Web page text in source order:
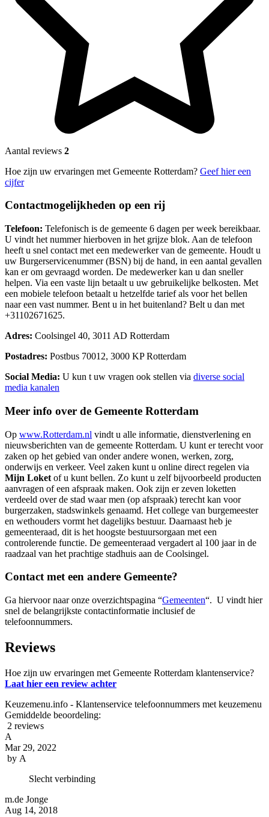
Aantal reviews 2
Hoe zijn uw ervaringen met Gemeente Rotterdam? Geef hier een
cijfer
Contactmogelijkheden op een rij
Telefoon: Telefonisch is de gemeente 6 dagen per week bereikbaar.
U vindt het nummer hierboven in het grijze blok. Aan de telefoon
heeft u snel contact met een medewerker van de gemeente. Houdt u
uw Burgerservicenummer (BSN) bij de hand, in een aantal gevallen
kan er om gevraagd worden. De medewerker kan u dan sneller
helpen. Via een vaste lijn betaalt u uw gebruikelijke belkosten. Met
een mobiele telefoon betaalt u hetzelfde tarief als voor het bellen
naar een vast nummer. Bent u in het buitenland? Belt u dan met
+31102671625.
Adres: Coolsingel 40, 3011 AD Rotterdam
Postadres: Postbus 70012, 3000 KP Rotterdam
Social Media: U kun t uw vragen ook stellen via diverse social
media kanalen
Meer info over de Gemeente Rotterdam
Op www.Rotterdam.nl vindt u alle informatie, dienstverlening en
nieuwsberichten van de gemeente Rotterdam. U kunt er terecht voor
zaken op het gebied van onder andere wonen, werken, zorg,
onderwijs en verkeer. Veel zaken kunt u online direct regelen via
Mijn Loket of u kunt bellen. Zo kunt u zelf bijvoorbeeld producten
aanvragen of een afspraak maken. Ook zijn er zeven loketten
verdeeld over de stad waar men (op afspraak) terecht kan voor
burgerzaken, stadswinkels genaamd. Het college van burgemeester
en wethouders vormt het dagelijks bestuur. Daarnaast heb je
gemeenteraad, dit is het hoogste bestuursorgaan met een
controlerende functie. De gemeenteraad vergadert al 100 jaar in de
raadzaal van het prachtige stadhuis aan de Coolsingel.
Contact met een andere Gemeente?
Ga hiervoor naar onze overzichtspagina “Gemeenten“. U vindt hier
snel de belangrijkste contactinformatie inclusief de
telefoonnummers.
Reviews
Hoe zijn uw ervaringen met Gemeente Rotterdam klantenservice?
Laat hier een review achter
Keuzemenu.info - Klantenservice telefoonnummers met keuzemenu
Gemiddelde beoordeling:
2 reviews
A
Mar 29, 2022
by A
Slecht verbinding
m.de Jonge
Aug 14, 2018